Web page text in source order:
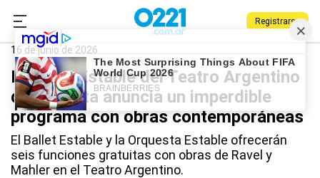
Registrarse
0221.com.ar
Teatro Argentino
16 de junio de 2026
El Ballet Estable del Teatro Argentino
de La Plata anuncia un imperdible
programa con obras contemporáneas
El Ballet Estable y la Orquesta Estable ofrecerán
seis funciones gratuitas con obras de Ravel y
Mahler en el Teatro Argentino.